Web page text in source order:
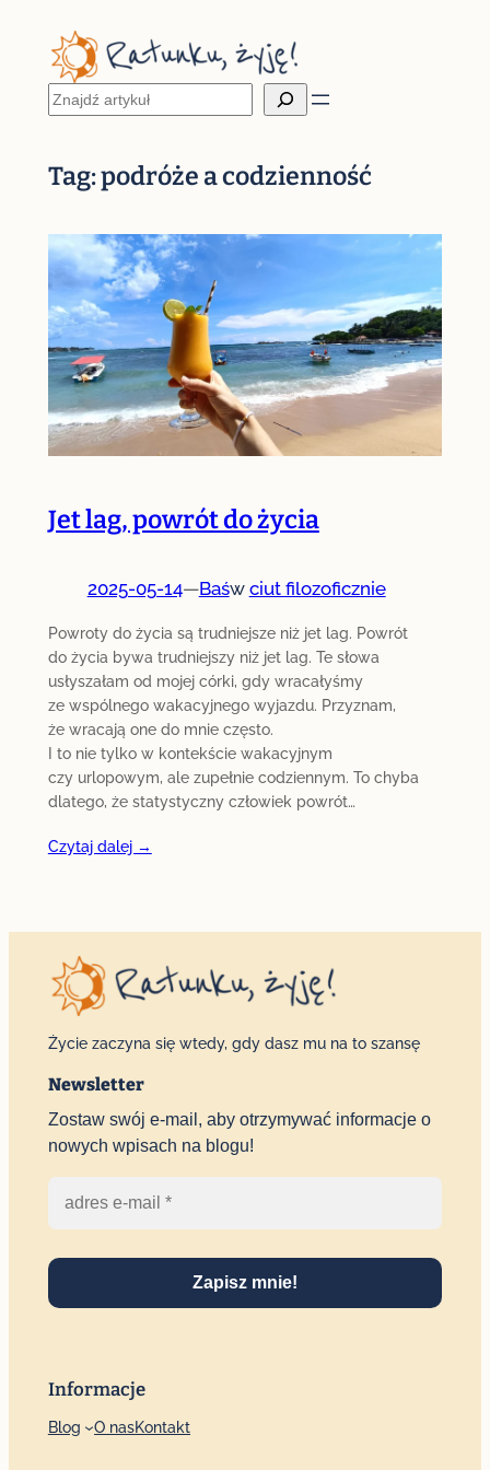
treści
Szukaj
Tag:podróże a codzienność
Jet lag, powrót do życia
2025-05-14—Baśw ciut filozoficznie
Powroty do życia są trudniejsze niż jet lag. Powrót
do życia bywa trudniejszy niż jet lag. Te słowa
usłyszałam od mojej córki, gdy wracałyśmy
ze wspólnego wakacyjnego wyjazdu. Przyznam,
że wracają one do mnie często.
I to nie tylko w kontekście wakacyjnym
czy urlopowym, ale zupełnie codziennym. To chyba
dlatego, że statystyczny człowiek powrót…
Czytaj dalej →
Życie zaczyna się wtedy, gdy dasz mu na to szansę
Newsletter
Zostaw swój e-mail, aby otrzymywać informacje o
nowych wpisach na blogu!
Zapisz mnie!
Informacje
Blog O nasKontakt